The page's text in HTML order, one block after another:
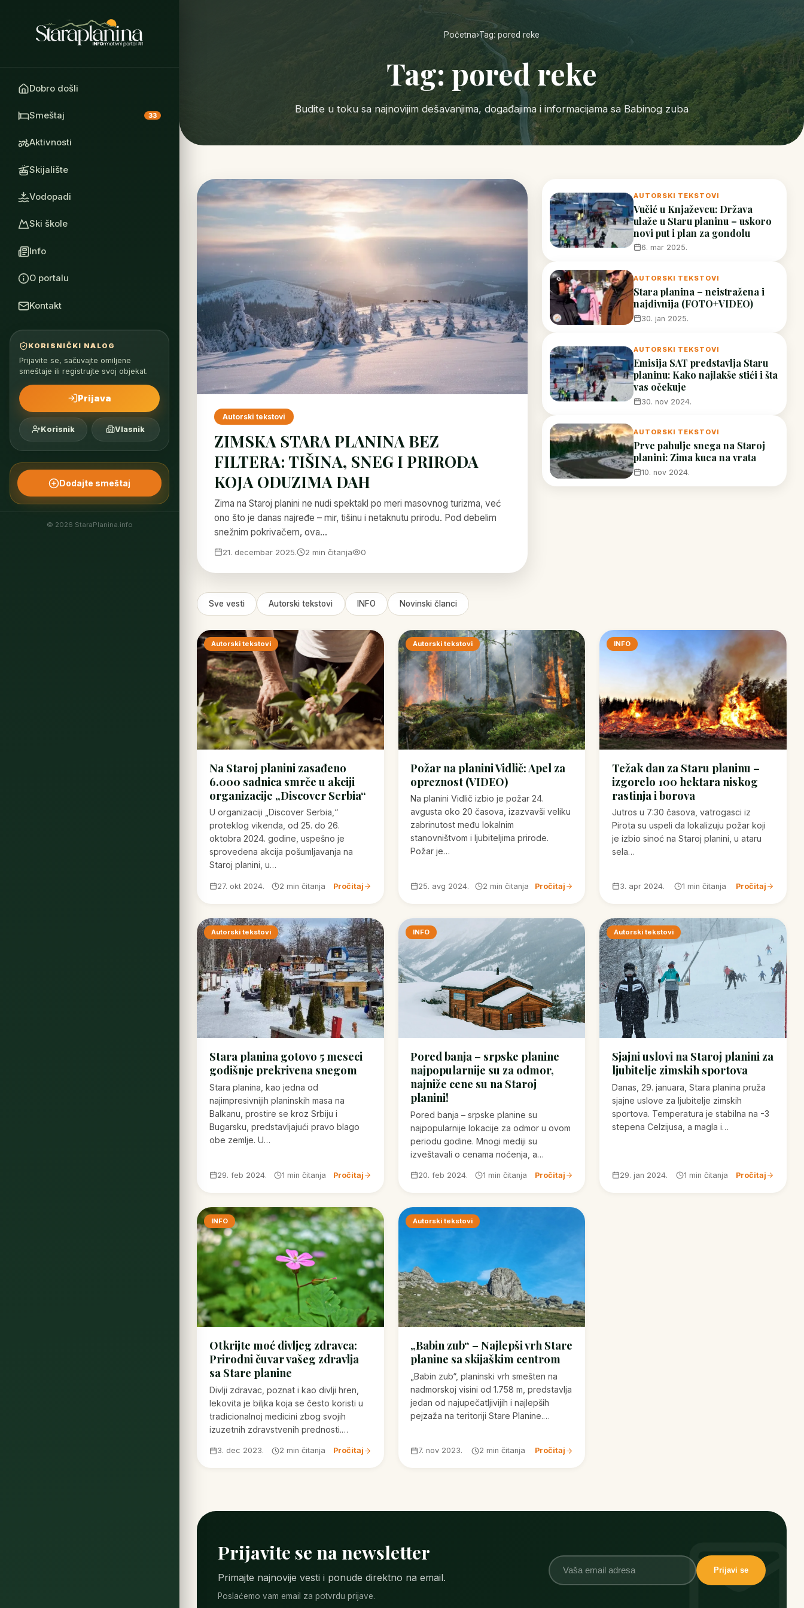
Dobro došli
Smeštaj 33
Aktivnosti
Skijalište
Vodopadi
Ski škole
Info
O portalu
Kontakt
KORISNIČKI NALOG
Prijavite se, sačuvajte omiljene
smeštaje ili registrujte svoj objekat.
Prijava
Korisnik Vlasnik
Dodajte smeštaj
© 2026 StaraPlanina.info
Početna›Tag: pored reke
Tag: pored reke
Budite u toku sa najnovijim dešavanjima, događajima i informacijama sa Babinog zuba
Autorski tekstovi
ZIMSKA STARA PLANINA BEZ
FILTERA: TIŠINA, SNEG I PRIRODA
KOJA ODUZIMA DAH
Zima na Staroj planini ne nudi spektakl po meri masovnog turizma, već
ono što je danas najređe – mir, tišinu i netaknutu prirodu. Pod debelim
snežnim pokrivačem, ova…
21. decembar 2025. 2 min čitanja 0
AUTORSKI TEKSTOVI
Vučić u Knjaževcu: Država
ulaže u Staru planinu – uskoro
novi put i plan za gondolu
6. mar 2025.
AUTORSKI TEKSTOVI
Stara planina – neistražena i
najdivnija (FOTO+VIDEO)
30. jan 2025.
AUTORSKI TEKSTOVI
Emisija SAT predstavlja Staru
planinu: Kako najlakše stići i šta
vas očekuje
30. nov 2024.
AUTORSKI TEKSTOVI
Prve pahulje snega na Staroj
planini: Zima kuca na vrata
10. nov 2024.
Sve vesti Autorski tekstovi INFO Novinski članci
Autorski tekstovi
Na Staroj planini zasađeno
6.000 sadnica smrče u akciji
organizacije „Discover Serbia“
U organizaciji „Discover Serbia,“
proteklog vikenda, od 25. do 26.
oktobra 2024. godine, uspešno je
sprovedena akcija pošumljavanja na
Staroj planini, u…
27. okt 2024. 2 min čitanja Pročitaj
Autorski tekstovi
Požar na planini Vidlič: Apel za
opreznost (VIDEO)
Na planini Vidlič izbio je požar 24.
avgusta oko 20 časova, izazvavši veliku
zabrinutost među lokalnim
stanovništvom i ljubiteljima prirode.
Požar je…
25. avg 2024. 2 min čitanja Pročitaj
INFO
Težak dan za Staru planinu –
izgorelo 100 hektara niskog
rastinja i borova
Jutros u 7:30 časova, vatrogasci iz
Pirota su uspeli da lokalizuju požar koji
je izbio sinoć na Staroj planini, u ataru
sela…
3. apr 2024. 1 min čitanja Pročitaj
Autorski tekstovi
Stara planina gotovo 5 meseci
godišnje prekrivena snegom
Stara planina, kao jedna od
najimpresivnijih planinskih masa na
Balkanu, prostire se kroz Srbiju i
Bugarsku, predstavljajući pravo blago
obe zemlje. U…
29. feb 2024. 1 min čitanja Pročitaj
INFO
Pored banja – srpske planine
najpopularnije su za odmor,
najniže cene su na Staroj
planini!
Pored banja – srpske planine su
najpopularnije lokacije za odmor u ovom
periodu godine. Mnogi mediji su
izveštavali o cenama noćenja, a…
20. feb 2024. 1 min čitanja Pročitaj
Autorski tekstovi
Sjajni uslovi na Staroj planini za
ljubitelje zimskih sportova
Danas, 29. januara, Stara planina pruža
sjajne uslove za ljubitelje zimskih
sportova. Temperatura je stabilna na -3
stepena Celzijusa, a magla i…
29. jan 2024. 1 min čitanja Pročitaj
INFO
Otkrijte moć divljeg zdravca:
Prirodni čuvar vašeg zdravlja
sa Stare planine
Divlji zdravac, poznat i kao divlji hren,
lekovita je biljka koja se često koristi u
tradicionalnoj medicini zbog svojih
izuzetnih zdravstvenih prednosti.…
3. dec 2023. 2 min čitanja Pročitaj
Autorski tekstovi
„Babin zub“ – Najlepši vrh Stare
planine sa skijaškim centrom
„Babin zub“, planinski vrh smešten na
nadmorskoj visini od 1.758 m, predstavlja
jedan od najupečatljivijih i najlepših
pejzaža na teritoriji Stare Planine.…
7. nov 2023. 2 min čitanja Pročitaj
Prijavite se na newsletter
Primajte najnovije vesti i ponude direktno na email.
Poslaćemo vam email za potvrdu prijave.
Prijavi se